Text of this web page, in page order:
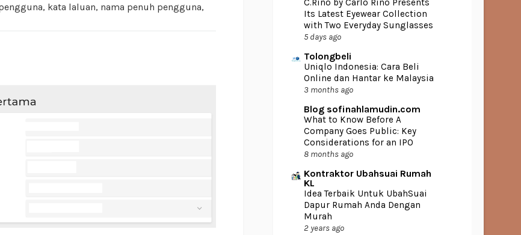
kata laluan, nama penuh pengguna,
C.Rino by Carlo Rino Presents
Its Latest Eyewear Collection
with Two Everyday Sunglasses
5 days ago
Tolongbeli
Uniqlo Indonesia: Cara Beli
Online dan Hantar ke Malaysia
3 months ago
Blog sofinahlamudin.com
What to Know Before A
Company Goes Public: Key
Considerations for an IPO
8 months ago
Kontraktor Ubahsuai Rumah
KL
Idea Terbaik Untuk UbahSuai
Dapur Rumah Anda Dengan
Murah
2 years ago